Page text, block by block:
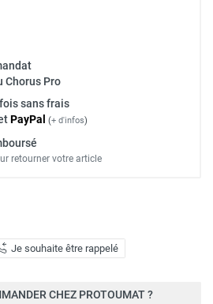
Je souhaite être rappelé
Pro
sans frais
PayPal (+ d'infos)
retourner votre article
CHEZ PROTOUMAT ?